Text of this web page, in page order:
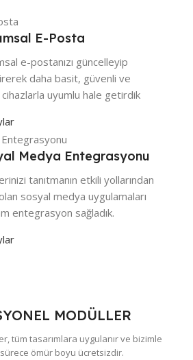
E-Posta
e-postanızı güncelleyip
daha basit, güvenli ve
uyumlu hale getirdik
Medya Entegrasyonu
tanıtmanın etkili yollarından
sosyal medya uygulamaları
entegrasyon sağladık.
MODÜLLER
tüm tasarımlara uygulanır ve bizimle
sürece ömür boyu ücretsizdir.